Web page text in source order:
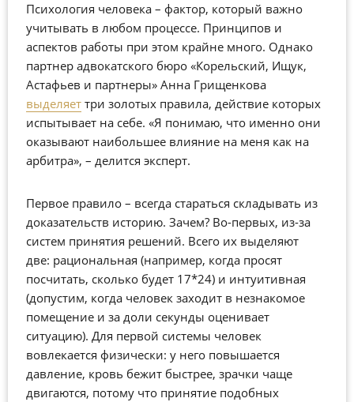
Психология человека – фактор, который важно
учитывать в любом процессе. Принципов и
аспектов работы при этом крайне много. Однако
партнер адвокатского бюро «Корельский, Ищук,
Астафьев и партнеры» Анна Грищенкова
выделяет три золотых правила, действие которых
испытывает на себе. «Я понимаю, что именно они
оказывают наибольшее влияние на меня как на
арбитра», – делится эксперт.
Первое правило – всегда стараться складывать из
доказательств историю. Зачем? Во-первых, из-за
систем принятия решений. Всего их выделяют
две: рациональная (например, когда просят
посчитать, сколько будет 17*24) и интуитивная
(допустим, когда человек заходит в незнакомое
помещение и за доли секунды оценивает
ситуацию). Для первой системы человек
вовлекается физически: у него повышается
давление, кровь бежит быстрее, зрачки чаще
двигаются, потому что принятие подобных